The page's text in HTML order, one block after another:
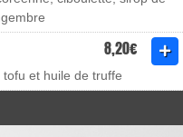
8,20€
et huile de truffe